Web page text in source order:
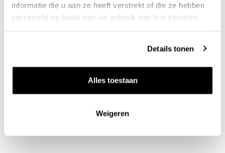
informatie die u aan ze heeft verstrekt of die ze hebben
verzameld op basis van uw gebruik van hun services.
Details tonen
Alles toestaan
Weigeren
Gratis thuisbezorgd vanaf €115,00
Iedere wijn per fles te bestellen